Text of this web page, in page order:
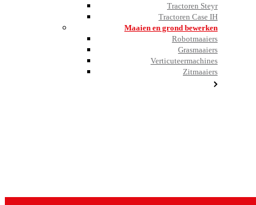
Tractoren Steyr
Tractoren Case IH
Maaien en grond bewerken
Robotmaaiers
Grasmaaiers
Verticuteermachines
Zitmaaiers